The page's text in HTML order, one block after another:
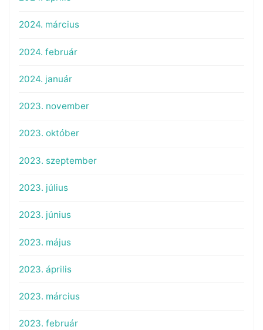
2024. március
2024. február
2024. január
2023. november
2023. október
2023. szeptember
2023. július
2023. június
2023. május
2023. április
2023. március
2023. február